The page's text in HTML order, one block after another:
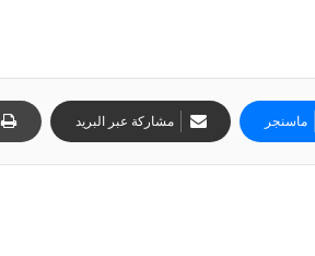
ماسنجر مشاركة عبر البريد